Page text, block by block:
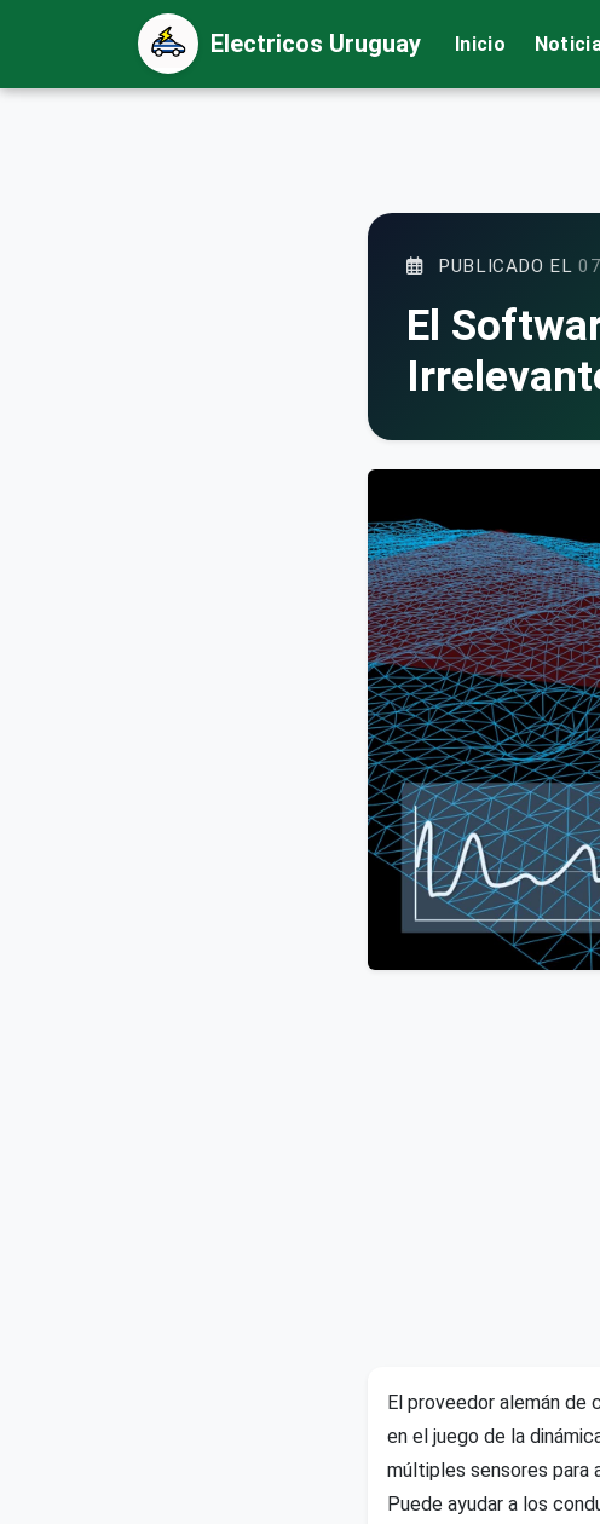
Electricos Uruguay Inicio
PUBLICADO EL
El
El proveedor alemán
en el juego de la
múltiples sensores para
Puede ayudar a los